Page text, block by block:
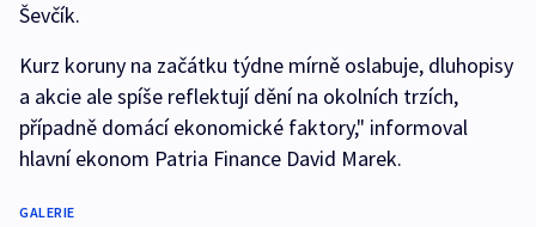
Ševčík.
Kurz koruny na začátku týdne mírně oslabuje, dluhopisy
a akcie ale spíše reflektují dění na okolních trzích,
případně domácí ekonomické faktory," informoval
hlavní ekonom Patria Finance David Marek.
GALERIE